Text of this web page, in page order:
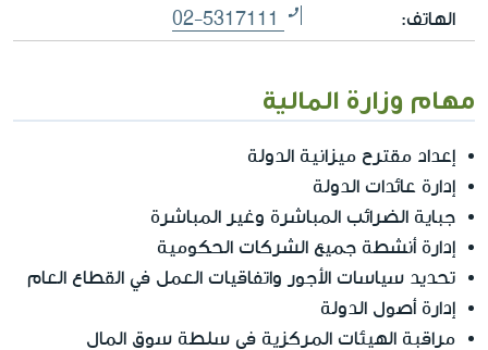
الهاتف: 02-5317111
مهام وزارة المالية
إعداد مقترح ميزانية الدولة
إدارة عائدات الدولة
جباية الضرائب المباشرة وغير المباشرة
إدارة أنشطة جميع الشركات الحكومية
تحديد سياسات الأجور واتفاقيات العمل في القطاع العام
إدارة أصول الدولة
مراقبة الهيئات المركزية في سلطة سوق المال